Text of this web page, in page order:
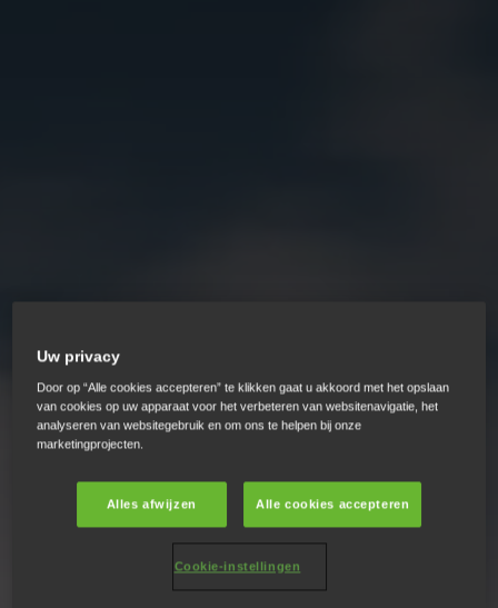
Uw privacy
Door op “Alle cookies accepteren” te klikken gaat u akkoord met het opslaan
van cookies op uw apparaat voor het verbeteren van websitenavigatie, het
analyseren van websitegebruik en om ons te helpen bij onze
marketingprojecten.
Alles afwijzen Alle cookies accepteren
Cookie-instellingen